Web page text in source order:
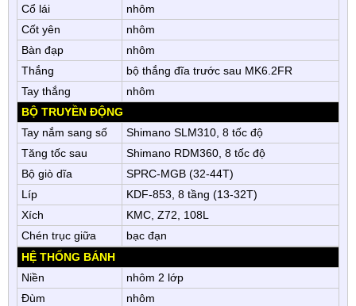
Cổ lái
nhôm
Cốt yên
nhôm
Bàn đạp
nhôm
Thắng
bộ thắng đĩa trước sau MK6.2FR
Tay thắng
nhôm
BỘ TRUYỀN ĐỘNG
Tay nắm sang số
Shimano SLM310, 8 tốc độ
Tăng tốc sau
Shimano RDM360, 8 tốc độ
Bộ giò dĩa
SPRC-MGB (32-44T)
Líp
KDF-853, 8 tầng (13-32T)
Xích
KMC, Z72, 108L
Chén trục giữa
bạc đạn
HỆ THỐNG BÁNH
Niền
nhôm 2 lớp
Đùm
nhôm